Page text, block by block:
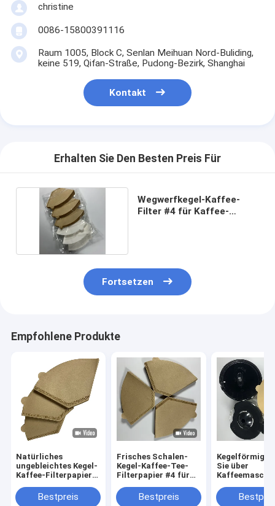
christine
0086-15800391116
Raum 1005, Block C, Senlan Meihuan Nord-Buliding,
keine 519, Qifan-Straße, Pudong-Bezirk, Shanghai
Kontakt
Erhalten Sie Den Besten Preis Für
Wegwerfkegel-Kaffee-
Filter #4 für Kaffee-
Fortsetzen
Empfohlene Produkte
Natürliches
ungebleichtes Kegel-
Kaffee-Filterpapier
100PCS/Kasten
Bestpreis
Frisches Schalen-
Kegel-Kaffee-Tee-
Filterpapier #4 für
Bestpreis
Kegelförmig
Sie über